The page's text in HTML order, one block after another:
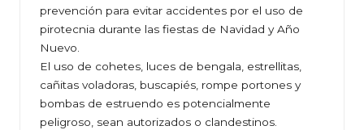
prevención para evitar accidentes por el uso de
pirotecnia durante las fiestas de Navidad y Año
Nuevo.
El uso de cohetes, luces de bengala, estrellitas,
cañitas voladoras, buscapiés, rompe portones y
bombas de estruendo es potencialmente
peligroso, sean autorizados o clandestinos.